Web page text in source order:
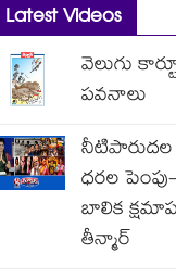
Latest Videos
వెలుగు
పవనాలు
నీటిపారుదల
ధరల పెంపు-
బాలిక
తీన్మార్